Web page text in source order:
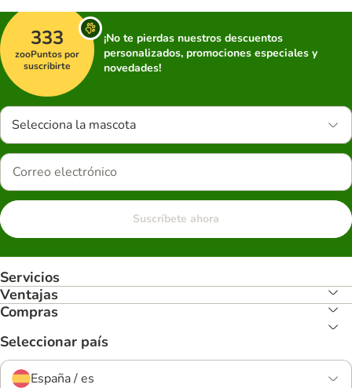
333
zooPuntos por
suscribirte
¡No te pierdas nuestros descuentos
personalizados, promociones especiales y
novedades!
Selecciona la mascota
Suscríbete ahora
Servicios
Ventajas
Compras
Seleccionar país
España / es